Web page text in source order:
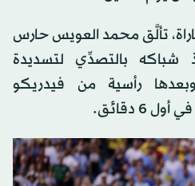
تألَّق محمد العويس حارس
شباكه بالتصدِّي لتسديدة
وبعدها رأسية من فيدريكو
6 دقائق.